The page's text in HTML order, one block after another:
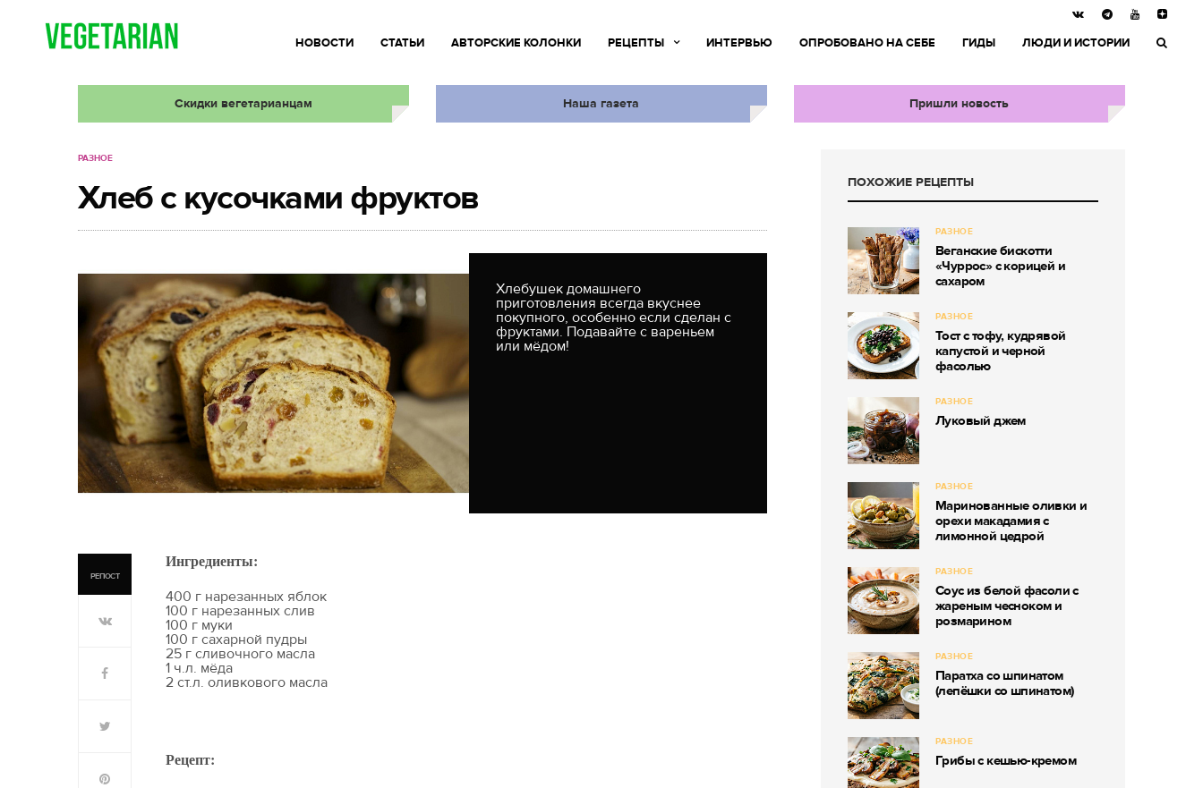
НОВОСТИ СТАТЬИ АВТОРСКИЕ КОЛОНКИ РЕЦЕПТЫ ИНТЕРВЬЮ ОПРОБОВАНО НА СЕБЕ ГИДЫ ЛЮДИ И ИСТОРИИ
Скидки вегетарианцам Наша газета Пришли новость
РАЗНОЕ
Хлеб с кусочками фруктов
Хлебушек домашнего
приготовления всегда вкуснее
покупного, особенно если сделан с
фруктами. Подавайте с вареньем
или мёдом!
РЕПОСТ
Ингредиенты:
400 г нарезанных яблок
100 г нарезанных слив
100 г муки
100 г сахарной пудры
25 г сливочного масла
1 ч.л. мёда
2 ст.л. оливкового масла
Рецепт:
ПОХОЖИЕ РЕЦЕПТЫ
РАЗНОЕ
Веганские бискотти
«Чуррос» с корицей и
сахаром
РАЗНОЕ
Тост с тофу, кудрявой
капустой и черной
фасолью
РАЗНОЕ
Луковый джем
РАЗНОЕ
Маринованные оливки и
орехи макадамия с
лимонной цедрой
РАЗНОЕ
Соус из белой фасоли с
жареным чесноком и
розмарином
РАЗНОЕ
Паратха со шпинатом
(лепёшки со шпинатом)
РАЗНОЕ
Грибы с кешью-кремом